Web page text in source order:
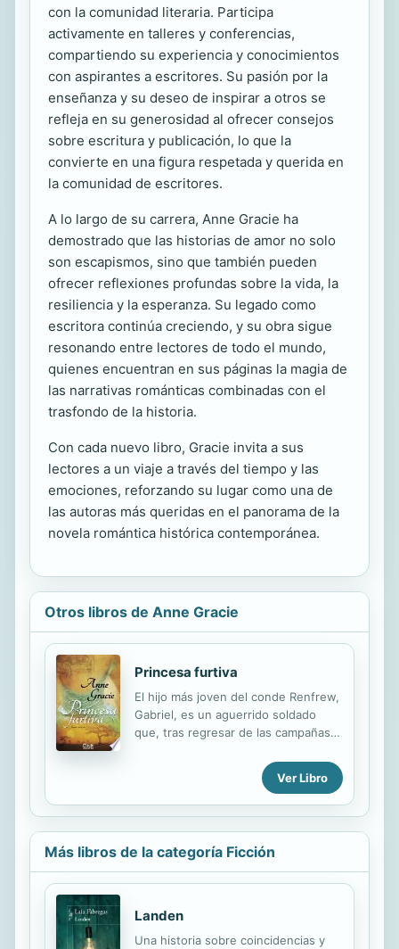
con la comunidad literaria. Participa
activamente en talleres y conferencias,
compartiendo su experiencia y conocimientos
con aspirantes a escritores. Su pasión por la
enseñanza y su deseo de inspirar a otros se
refleja en su generosidad al ofrecer consejos
sobre escritura y publicación, lo que la
convierte en una figura respetada y querida en
la comunidad de escritores.
A lo largo de su carrera, Anne Gracie ha
demostrado que las historias de amor no solo
son escapismos, sino que también pueden
ofrecer reflexiones profundas sobre la vida, la
resiliencia y la esperanza. Su legado como
escritora continúa creciendo, y su obra sigue
resonando entre lectores de todo el mundo,
quienes encuentran en sus páginas la magia de
las narrativas románticas combinadas con el
trasfondo de la historia.
Con cada nuevo libro, Gracie invita a sus
lectores a un viaje a través del tiempo y las
emociones, reforzando su lugar como una de
las autoras más queridas en el panorama de la
novela romántica histórica contemporánea.
Otros libros de Anne Gracie
Princesa furtiva
El hijo más joven del conde Renfrew,
Gabriel, es un aguerrido soldado
que, tras regresar de las campañas
últimos ocho años, trata de ahogar
su desazón y aburrimiento como
puede. Una noche, mientras cabalga
a toda velocidad por el filo de un
mujer varada bajo una tormenta que
necesita su ayuda. Una joven en
que Gabe buscaba para volver a
Ver Libro
Más libros de la categoría Ficción
Landen
Una historia sobre coincidencias y